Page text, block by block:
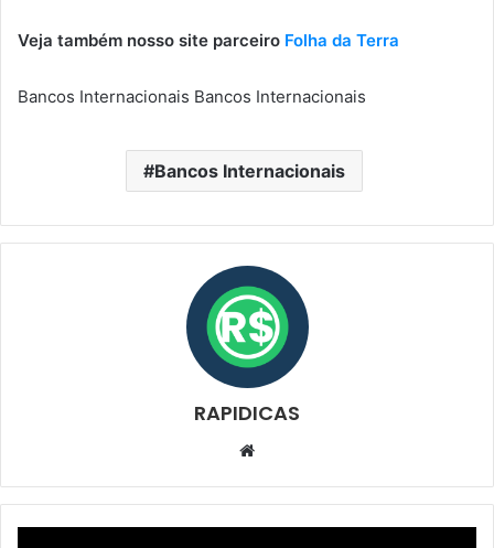
Veja também nosso site parceiro Folha da Terra
Bancos Internacionais Bancos Internacionais
Bancos Internacionais
RAPIDICAS
Website